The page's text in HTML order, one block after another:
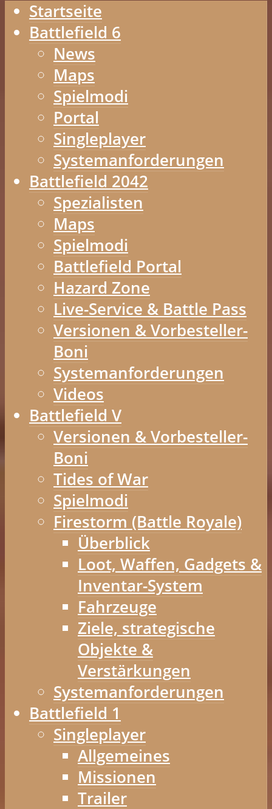
Startseite
Battlefield 6
News
Maps
Spielmodi
Portal
Singleplayer
Systemanforderungen
Battlefield 2042
Spezialisten
Maps
Spielmodi
Battlefield Portal
Hazard Zone
Live-Service & Battle Pass
Versionen & Vorbesteller-
Boni
Systemanforderungen
Videos
Battlefield V
Versionen & Vorbesteller-
Boni
Tides of War
Spielmodi
Firestorm (Battle Royale)
Überblick
Loot, Waffen, Gadgets &
Inventar-System
Fahrzeuge
Ziele, strategische
Objekte &
Verstärkungen
Systemanforderungen
Battlefield 1
Singleplayer
Allgemeines
Missionen
Trailer